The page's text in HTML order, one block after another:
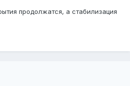
продолжатся, а стабилизация